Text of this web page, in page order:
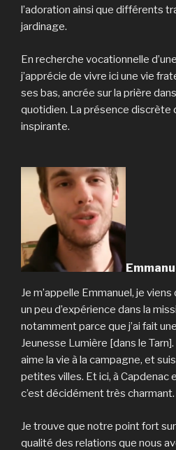
l’adoration ainsi que différents
jardinage.
En recherche vocationnelle
j’apprécie de vivre ici une vie
ses bas, ancrée sur la prière
quotidien. La présence discrète
inspirante.
Je m’appelle Emmanuel, je viens
un peu d’expérience dans la
notamment parce que j’ai fait
Jeunesse Lumière [dans le Tarn].
aime la vie à la campagne, et
petites villes. Et ici, à Capdenac
c’est décidément très charmant.
Je trouve que notre point fort
qualité des relations que nous